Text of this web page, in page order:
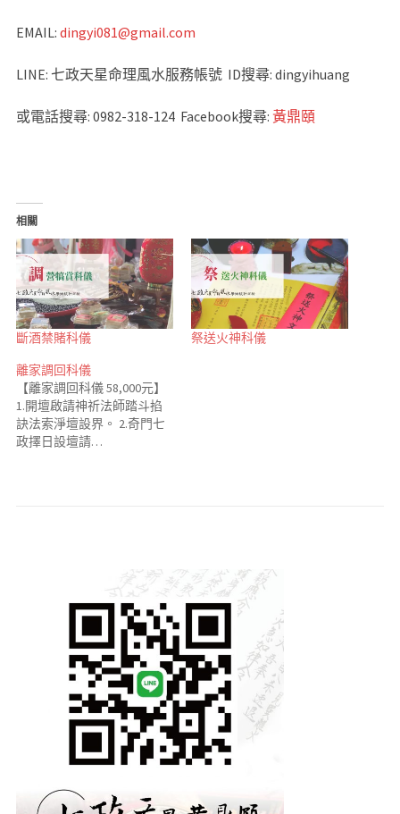
EMAIL: dingyi081@gmail.com
LINE: 七政天星命理風水服務帳號 ID搜尋: dingyihuang
或電話搜尋: 0982-318-124 Facebook搜尋: 黃鼎頤
相關
斷酒禁賭科儀
祭送火神科儀
離家調回科儀
【離家調回科儀 58,000元】
1.開壇啟請神祈法師踏斗掐
訣法索淨壇設界。 2.奇門七
政擇日設壇請…